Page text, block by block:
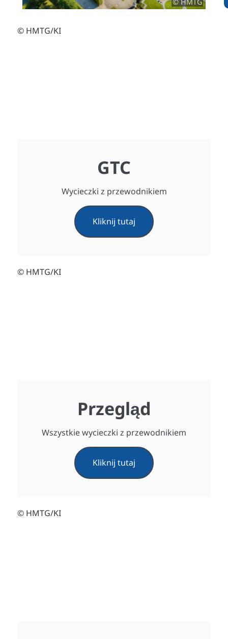
© HMTG/KI
GTC
Wycieczki z przewodnikiem
Kliknij tutaj
© HMTG/KI
Przegląd
Wszystkie wycieczki z przewodnikiem
Kliknij tutaj
© HMTG/KI